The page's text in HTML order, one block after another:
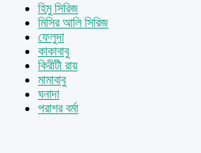
হিমু সিরিজ
মিসির আলি সিরিজ
ফেলুদা
কাকাবাবু
কিরীটী রায়
মামাবাবু
ঘনাদা
পরাশর বর্মা